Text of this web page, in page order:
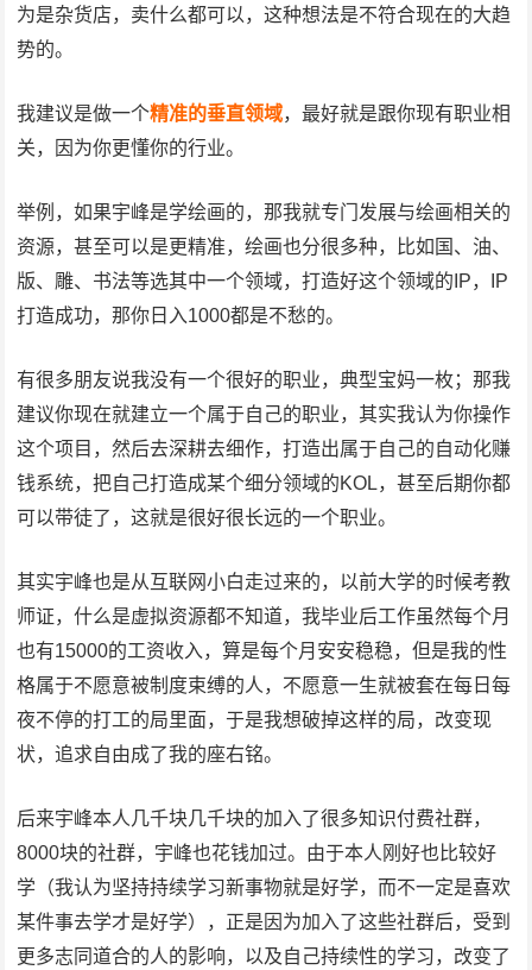
为是杂货店，卖什么都可以，这种想法是不符合现在的大趋
势的。
我建议是做一个精准的垂直领域，最好就是跟你现有职业相
关，因为你更懂你的行业。
举例，如果宇峰是学绘画的，那我就专门发展与绘画相关的
资源，甚至可以是更精准，绘画也分很多种，比如国、油、
版、雕、书法等选其中一个领域，打造好这个领域的IP，IP
打造成功，那你日入1000都是不愁的。
有很多朋友说我没有一个很好的职业，典型宝妈一枚；那我
建议你现在就建立一个属于自己的职业，其实我认为你操作
这个项目，然后去深耕去细作，打造出属于自己的自动化赚
钱系统，把自己打造成某个细分领域的KOL，甚至后期你都
可以带徒了，这就是很好很长远的一个职业。
其实宇峰也是从互联网小白走过来的，以前大学的时候考教
师证，什么是虚拟资源都不知道，我毕业后工作虽然每个月
也有15000的工资收入，算是每个月安安稳稳，但是我的性
格属于不愿意被制度束缚的人，不愿意一生就被套在每日每
夜不停的打工的局里面，于是我想破掉这样的局，改变现
状，追求自由成了我的座右铭。
后来宇峰本人几千块几千块的加入了很多知识付费社群，
8000块的社群，宇峰也花钱加过。由于本人刚好也比较好
学（我认为坚持持续学习新事物就是好学，而不一定是喜欢
某件事去学才是好学），正是因为加入了这些社群后，受到
更多志同道合的人的影响，以及自己持续性的学习，改变了